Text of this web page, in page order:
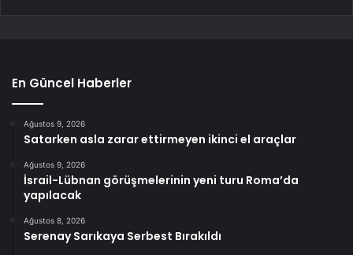
En Güncel Haberler
Ağustos 9, 2026
Satarken asla zarar ettirmeyen ikinci el araçlar
Ağustos 9, 2026
İsrail-Lübnan görüşmelerinin yeni turu Roma’da
yapılacak
Ağustos 8, 2026
Serenay Sarıkaya Serbest Bırakıldı